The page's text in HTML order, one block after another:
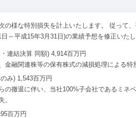
の様な特別損失を計上いたします。 従って
～平成15年3月31日)の業績予想を修正いたし
連結決算 同額) 4,914百万円
金融関連株等の保有株式の減損処理による特
み) 1,543百万円
の撤退に伴い、当社100%子会社であるミ
。
百万円